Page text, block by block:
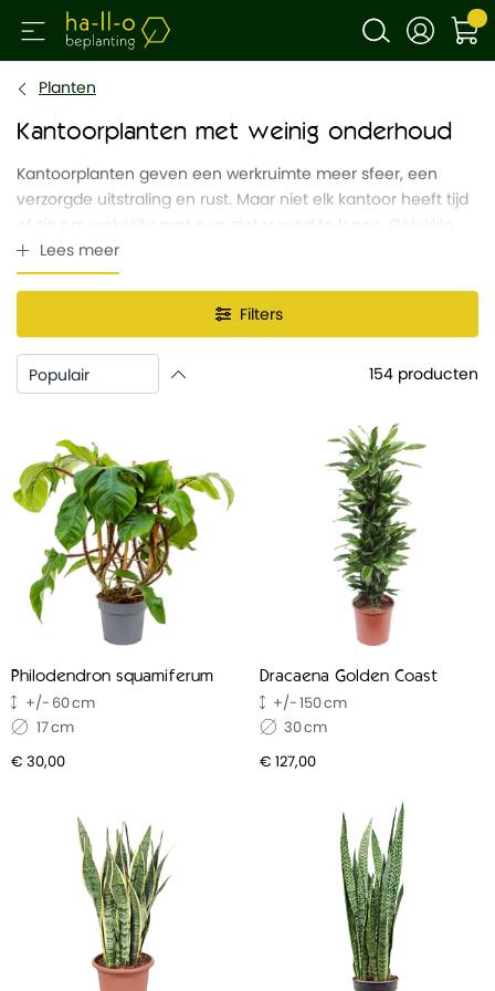
Planten
Kantoorplanten met weinig onderhoud
Kantoorplanten geven een werkruimte meer sfeer, een
verzorgde uitstraling en rust. Maar niet elk kantoor heeft tijd
zijn er onderhoudsarme kantoorplanten die weinig
verzorging nodig hebben en toch jarenlang mooi blijven. Op
deze pagina lees je kantoorplanten weinig onderhoud nodig
hebben, welke soorten geschikt zijn én hoe je ze moeiteloos
gezond houdt zonder gedoe.
Waar gaat de tijd in plantenonderhoud eigenlijk
Bij het verzorgen van kantoorplanten blijkt dat het meeste
werk zit in één simpele taak: water geven. Uit ervaring blijkt
dat de tijdsbesteding grofweg als volgt verdeeld is:
Water geven – 80%
Verreweg de meeste tijd gaat naar het geven van water.
Zeker bij planten die snel uitdrogen of in ruimtes met
droge lucht kan dit wekelijks of zelfs vaker nodig zijn.
Geel blad verwijderen – 10%
weggehaald om de plant netjes te houden en verdere
bladverkleuring te voorkomen.
Snoeien – 8%
Sommige planten groeien snel en hebben af en toe een
voorkomen dat ze te groot worden voor de ruimte.
Ongedierte bestrijden – 2%
Gelukkig komt dit niet vaak voor, maar het herkennen en
aanpakken van bladluis, trips of spint vraagt wel
aandacht wanneer het zich voordoet.
Kantoorplanten die weinig water nodig
Lees meer
Filters
154 producten
Philodendron squamiferum
60
17
€ 30,00
Dracaena Golden Coast
150
30
€ 127,00